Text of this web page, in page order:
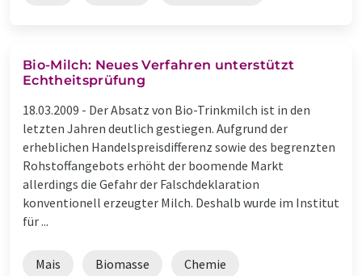
Bio-Milch: Neues Verfahren unterstützt
Echtheitsprüfung
18.03.2009 - Der Absatz von Bio-Trinkmilch ist in den
letzten Jahren deutlich gestiegen. Aufgrund der
erheblichen Handelspreisdifferenz sowie des begrenzten
Rohstoffangebots erhöht der boomende Markt
allerdings die Gefahr der Falschdeklaration
konventionell erzeugter Milch. Deshalb wurde im Institut
für ...
Mais Biomasse Chemie